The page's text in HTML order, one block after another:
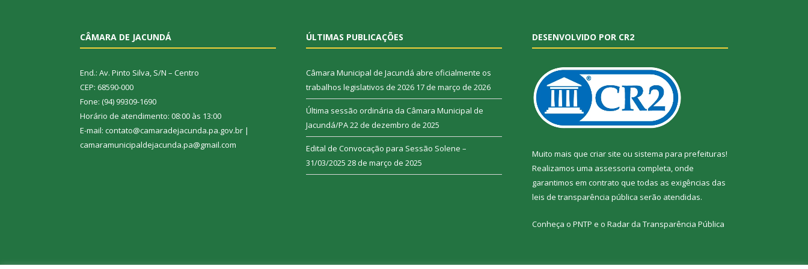
CÂMARA DE JACUNDÁ
End.: Av. Pinto Silva, S/N – Centro
CEP: 68590-000
Fone: (94) 99309-1690
Horário de atendimento: 08:00 às 13:00
E-mail: contato@camaradejacunda.pa.gov.br |
camaramunicipaldejacunda.pa@gmail.com
ÚLTIMAS PUBLICAÇÕES
Câmara Municipal de Jacundá abre oficialmente os
trabalhos legislativos de 2026 17 de março de 2026
Última sessão ordinária da Câmara Municipal de
Jacundá/PA22 de dezembro de 2025
Edital de Convocação para Sessão Solene –
31/03/2025 28 de março de 2025
DESENVOLVIDO POR CR2
Muito mais que criar site ou sistema para prefeituras!
Realizamos uma assessoria completa, onde
garantimos em contrato que todas as exigências das
leis de transparência pública serão atendidas.
Conheça o PNTP e o Radar da Transparência Pública